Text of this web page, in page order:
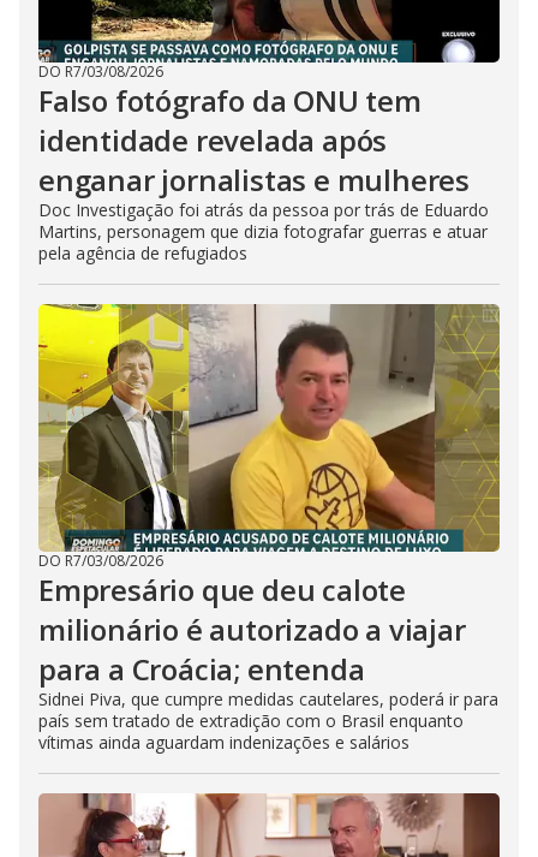
DO R7/03/08/2026
Falso fotógrafo da ONU tem
identidade revelada após
enganar jornalistas e mulheres
Doc Investigação foi atrás da pessoa por trás de Eduardo
Martins, personagem que dizia fotografar guerras e atuar
pela agência de refugiados
DO R7/03/08/2026
Empresário que deu calote
milionário é autorizado a viajar
para a Croácia; entenda
Sidnei Piva, que cumpre medidas cautelares, poderá ir para
país sem tratado de extradição com o Brasil enquanto
vítimas ainda aguardam indenizações e salários